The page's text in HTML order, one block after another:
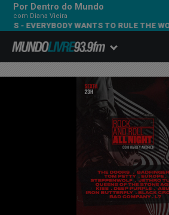
Por Dentro do Mundo
com Diana Vieira
EVERYBODY WANTS TO RULE THE WORLD